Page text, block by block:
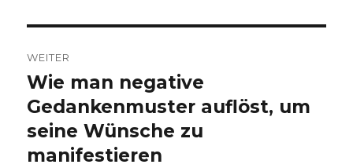
WEITER
Nächster
Beitrag:
Wie man negative
Gedankenmuster auflöst, um
seine Wünsche zu
manifestieren